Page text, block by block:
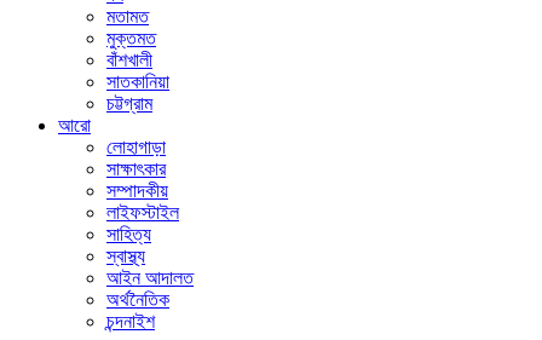
মতামত
মুক্তমত
বাঁশখালী
সাতকানিয়া
চট্টগ্রাম
আরো
লোহাগাড়া
সাক্ষাৎকার
সম্পাদকীয়
লাইফস্টাইল
সাহিত্য
স্বাস্থ্য
আইন আদালত
অর্থনৈতিক
চন্দনাইশ